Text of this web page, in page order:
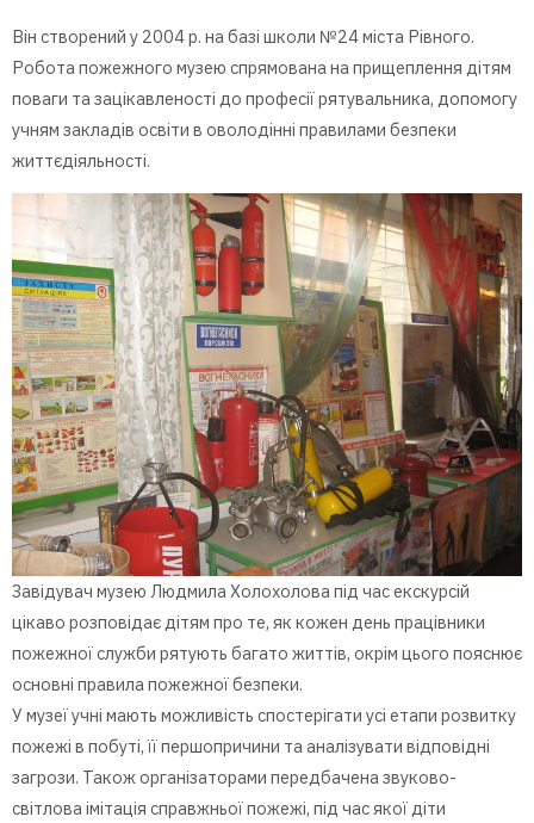
Він створений у 2004 р. на базі школи №24 міста Рівного.
Робота пожежного музею спрямована на прищеплення дітям
поваги та зацікавленості до професії рятувальника, допомогу
учням закладів освіти в оволодінні правилами безпеки
життєдіяльності.
Завідувач музею Людмила Холохолова під час екскурсій
цікаво розповідає дітям про те, як кожен день працівники
пожежної служби рятують багато життів, окрім цього пояснює
основні правила пожежної безпеки.
У музеї учні мають можливість спостерігати усі етапи розвитку
пожежі в побуті, її першопричини та аналізувати відповідні
загрози. Також організаторами передбачена звуково-
світлова імітація справжньої пожежі, під час якої діти